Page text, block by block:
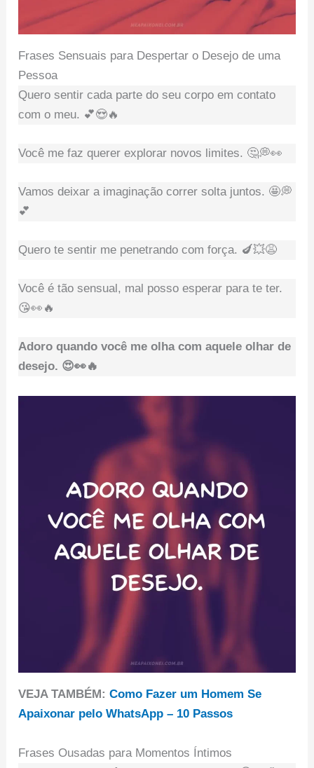
Frases Sensuais para Despertar o Desejo de uma
Pessoa
Quero sentir cada parte do seu corpo em contato
com o meu. 💕😍🔥
Você me faz querer explorar novos limites. 🤔💭👀
Vamos deixar a imaginação correr solta juntos. 🤩💭
💕
Quero te sentir me penetrando com força. 🍆💥😩
Você é tão sensual, mal posso esperar para te ter.
😘👀🔥
Adoro quando você me olha com aquele olhar de
desejo. 😍👀🔥
VEJA TAMBÉM:Como Fazer um Homem Se
Apaixonar pelo WhatsApp – 10 Passos
Frases Ousadas para Momentos Íntimos